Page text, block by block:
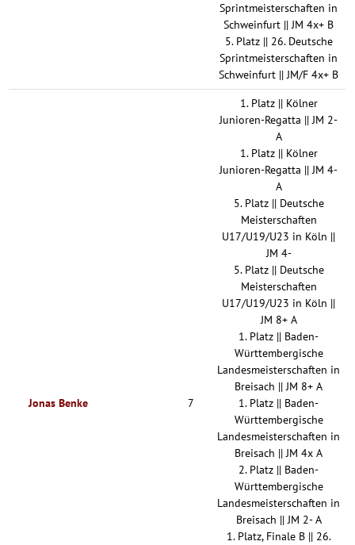
Sprintmeisterschaften in
Schweinfurt || JM 4x+ B
5. Platz || 26. Deutsche
Sprintmeisterschaften in
Schweinfurt || JM/F 4x+ B
Jonas Benke 7
1. Platz || Kölner
Junioren-Regatta || JM 2-
A
1. Platz || Kölner
Junioren-Regatta || JM 4-
A
5. Platz || Deutsche
Meisterschaften
U17/U19/U23 in Köln ||
JM 4-
5. Platz || Deutsche
Meisterschaften
U17/U19/U23 in Köln ||
JM 8+ A
1. Platz || Baden-
Württembergische
Landesmeisterschaften in
Breisach || JM 8+ A
1. Platz || Baden-
Württembergische
Landesmeisterschaften in
Breisach || JM 4x A
2. Platz || Baden-
Württembergische
Landesmeisterschaften in
Breisach || JM 2- A
1. Platz, Finale B || 26.